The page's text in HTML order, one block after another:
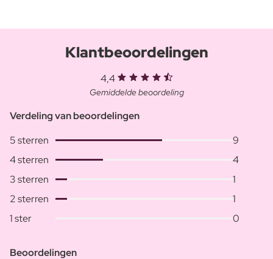
Klantbeoordelingen
4,4
Gemiddelde beoordeling
Verdeling van beoordelingen
5 sterren
9
4 sterren
4
3 sterren
1
2 sterren
1
1 ster
0
Beoordelingen